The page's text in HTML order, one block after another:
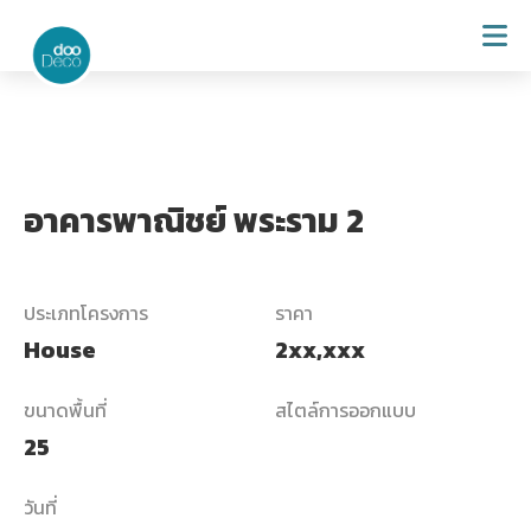
อาคารพาณิชย์ พระราม 2
ประเภทโครงการ
House
ราคา
2xx,xxx
ขนาดพื้นที่
25
สไตล์การออกแบบ
วันที่